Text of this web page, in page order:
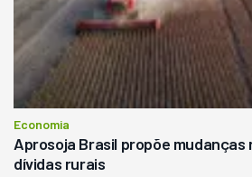
Economia
Aprosoja Brasil propõe mudanças
dívidas rurais